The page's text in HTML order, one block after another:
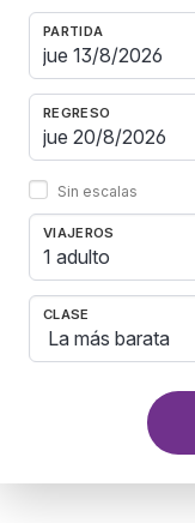
PARTIDA
REGRESO
Sin escalas
VIAJEROS
1 adulto
CLASE